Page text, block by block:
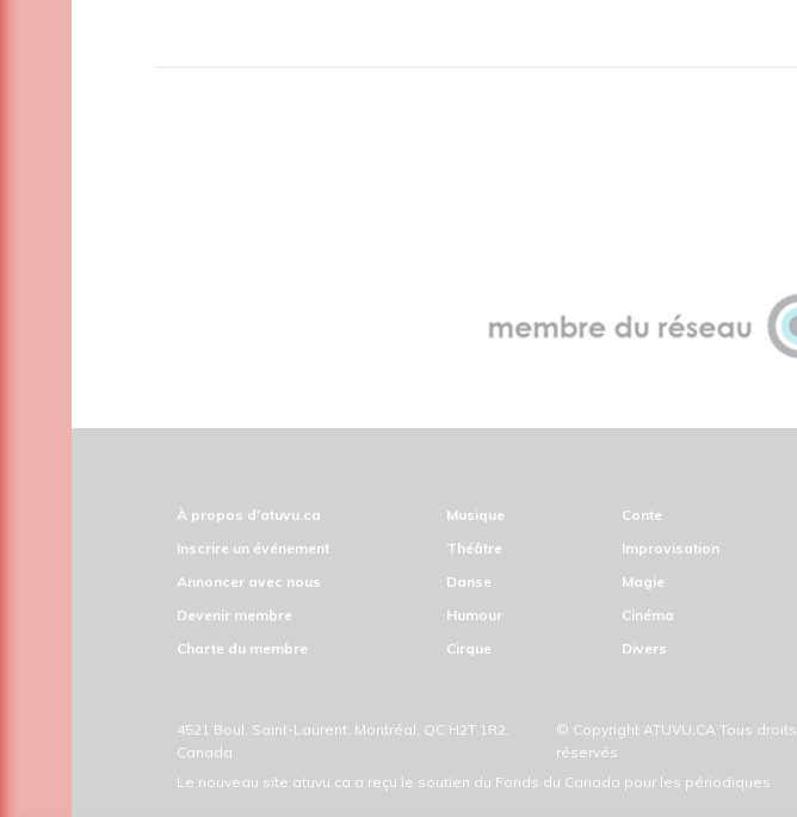
À propos d'atuvu.ca
Inscrire un événement
Annoncer avec nous
Devenir membre
Charte du membre
Musique
Théâtre
Danse
Humour
Cirque
Conte
Improvisation
Magie
Cinéma
Divers
4521 Boul. Saint-Laurent, Montréal, QC H2T 1R2,
Canada
© Copyright ATUVU.CA Tous droits
réservés
Le nouveau site atuvu.ca a reçu le soutien du Fonds du Canada pour les périodiques